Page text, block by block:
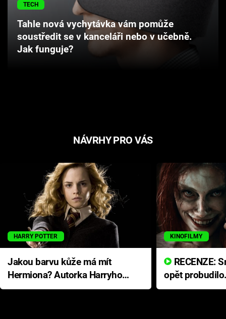
Cool Esport
Pořady
TECH
Tahle nová vychytávka vám pomůže
soustředit se v kanceláři nebo v učebně.
Jak funguje?
NÁVRHY PRO VÁS
HARRY POTTER
Jakou barvu kůže má mít
Hermiona? Autorka Harryho
Pottera přišla s ráznou
KINOFILMY
opět
přichází s